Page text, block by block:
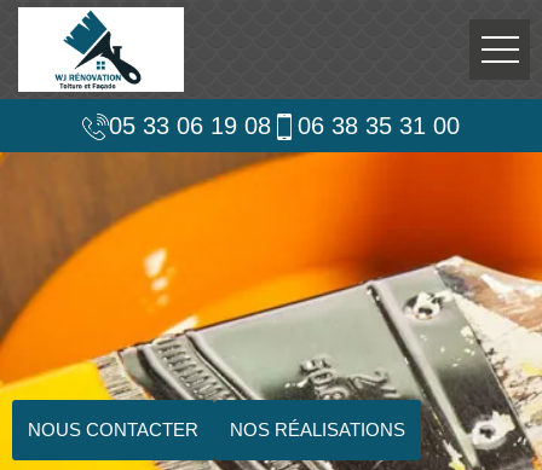
05 33 06 19 08 06 38 35 31 00
NOUS CONTACTER NOS RÉALISATIONS